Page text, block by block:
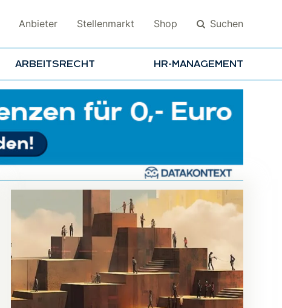
Anbieter Stellenmarkt Shop Suchen
ARBEITSRECHT HR-MANAGEMENT
Suchen